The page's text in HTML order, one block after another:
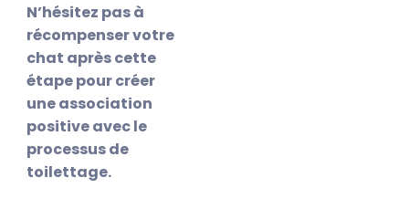
N’hésitez pas à
récompenser votre
chat après cette
étape pour créer
une association
positive avec le
processus de
toilettage.